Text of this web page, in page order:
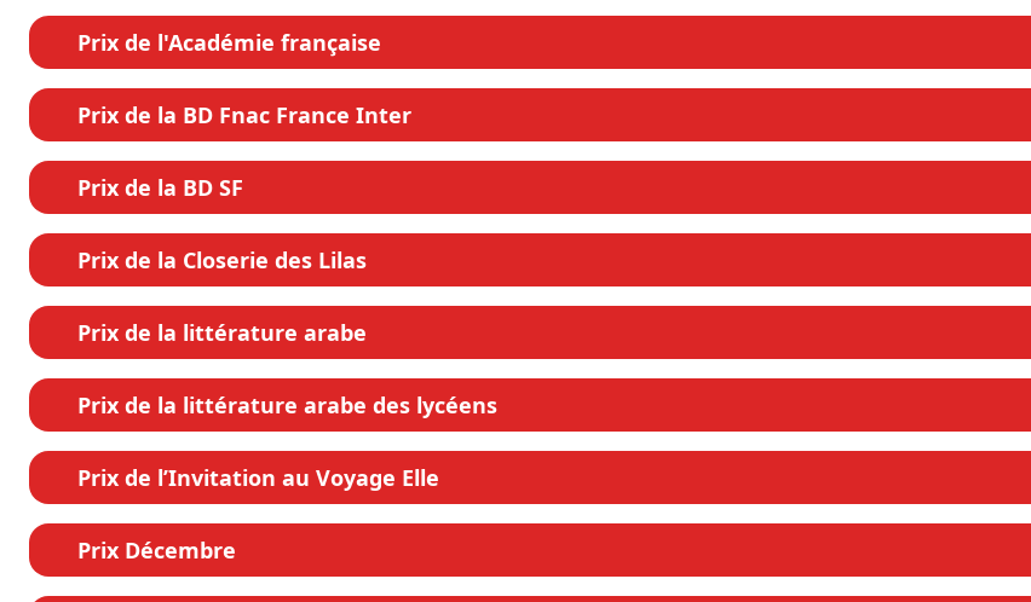
Prix de l'Académie française
Prix de la BD Fnac France Inter
Prix de la BD SF
Prix de la Closerie des Lilas
Prix de la littérature arabe
Prix de la littérature arabe des lycéens
Prix de l’Invitation au Voyage Elle
Prix Décembre